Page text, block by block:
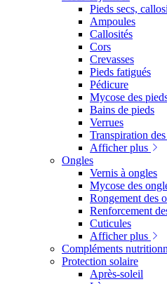
Pieds secs,
Ampoules
Callosités
Cors
Crevasses
Pieds fatigués
Pédicure
Mycose des
Bains de pieds
Verrues
Transpiration
Afficher plus
Ongles
Vernis à ongles
Mycose des
Rongement des
Renforcement
Cuticules
Afficher plus
Compléments
Protection solaire
Après-soleil